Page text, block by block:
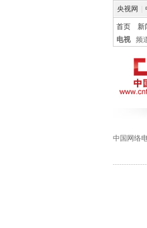
央视网
首页 新
电视
频
中国网络